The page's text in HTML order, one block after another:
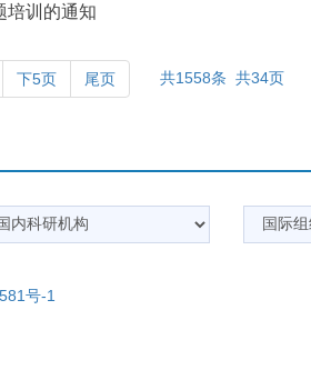
培训的通知
下5页 尾页 共1558条 共34页
号-1